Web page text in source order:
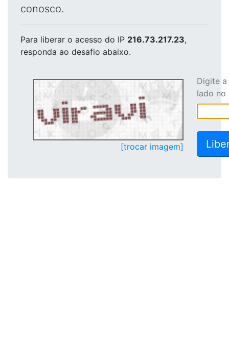
conosco.
Para liberar o acesso do IP 216.73.217.23,
responda ao desafio abaixo.
[trocar imagem]
Digite
lado no